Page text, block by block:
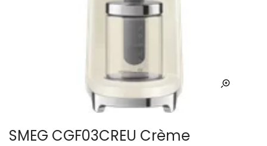
SMEG CGF03CREU Crème